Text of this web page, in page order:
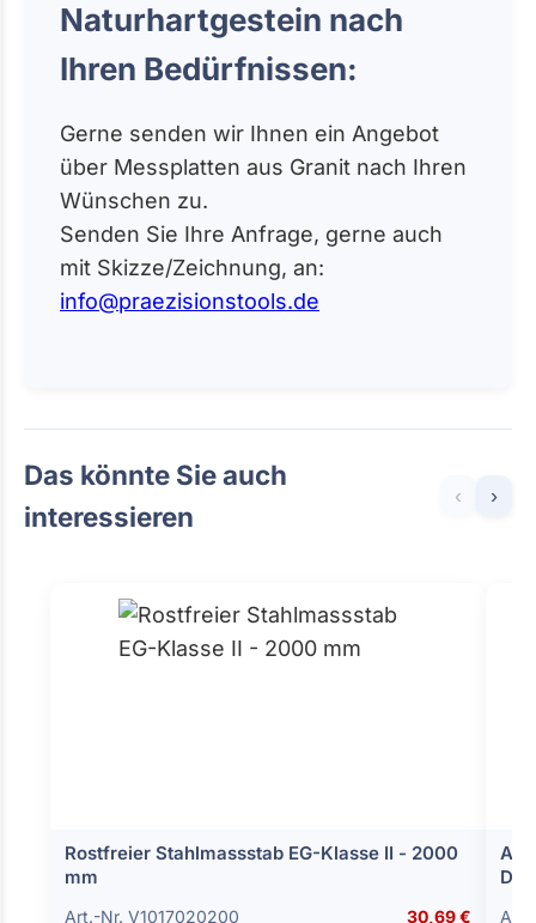
Naturhartgestein nach
Ihren Bedürfnissen:
Gerne senden wir Ihnen ein Angebot
über Messplatten aus Granit nach Ihren
Wünschen zu.
Senden Sie Ihre Anfrage, gerne auch
mit Skizze/Zeichnung, an:
info@praezisionstools.de
Das könnte Sie auch
interessieren
‹ ›
Rostfreier Stahlmassstab EG-Klasse II - 2000
mm
Art.-Nr. V1017020200 30,69 €